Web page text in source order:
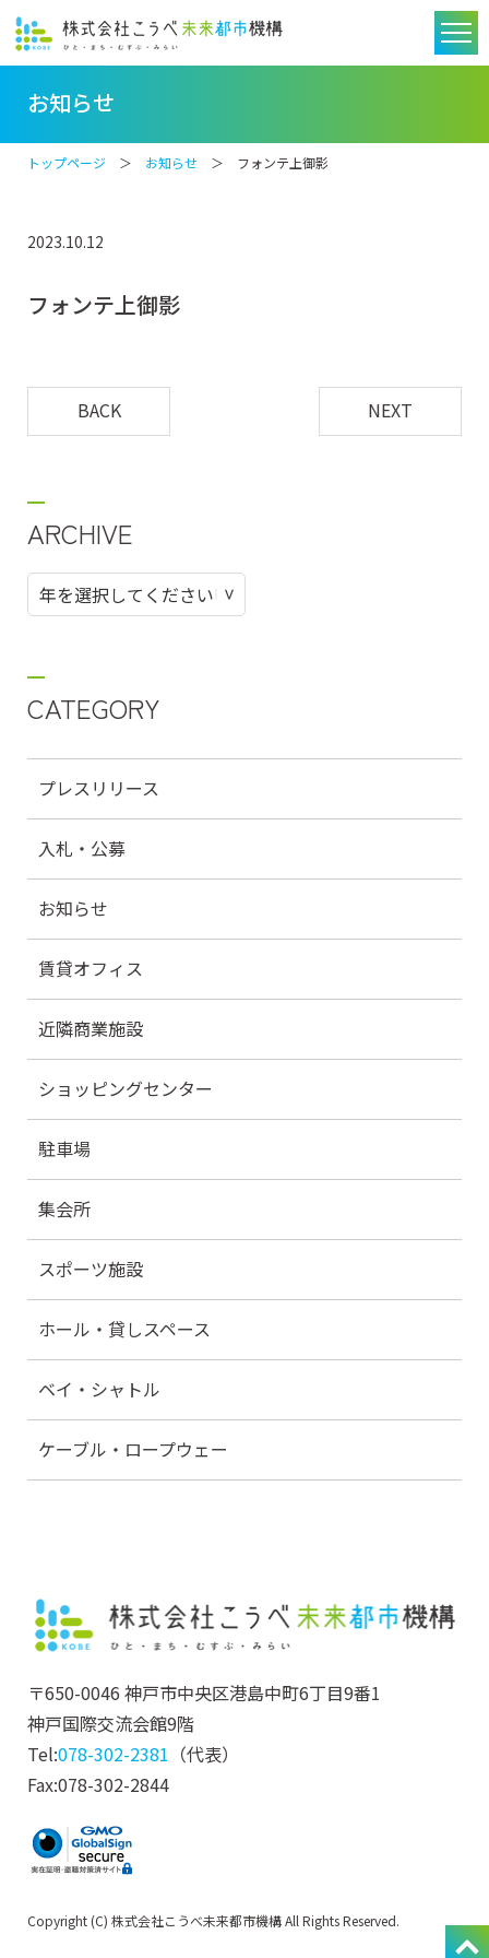
お知らせ
トップページ ＞ お知らせ ＞ フォンテ上御影
2023.10.12
フォンテ上御影
BACK NEXT
ARCHIVE
CATEGORY
プレスリリース
入札・公募
お知らせ
賃貸オフィス
近隣商業施設
ショッピングセンター
駐車場
集会所
スポーツ施設
ホール・貸しスペース
ベイ・シャトル
ケーブル・ロープウェー
〒650-0046 神戸市中央区港島中町6丁目9番1
神戸国際交流会館9階
Tel:078-302-2381 （代表）
Fax:078-302-2844
Copyright (C) 株式会社こうべ未来都市機構 All Rights Reserved.